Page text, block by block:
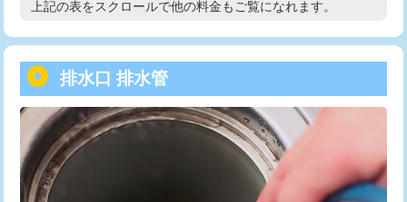
用/3ｍまで)
用（追加）/3ｍ超え)
給水管工事※（ライニング鋼管・銅
管・ポリ管・HT管使用/3ｍまで)
44,000円
給水管工事※（ライニング鋼管・銅
管・ポリ管・HT管使用/3ｍ超え)
+8,800円
高度高圧洗浄換 現地調査
トーラー機使用/3mまで
追加トーラー機使用/3m超え +3,300円
カメラ調査 33,000円
桝清掃 8,800円
上記の表をスクロールで他の料金もご覧になれます。
排水口 排水管